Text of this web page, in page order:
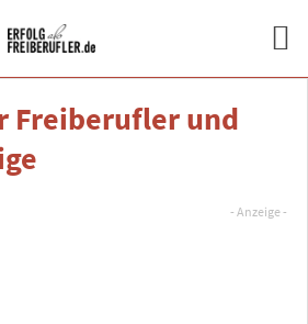
Freiberufler und